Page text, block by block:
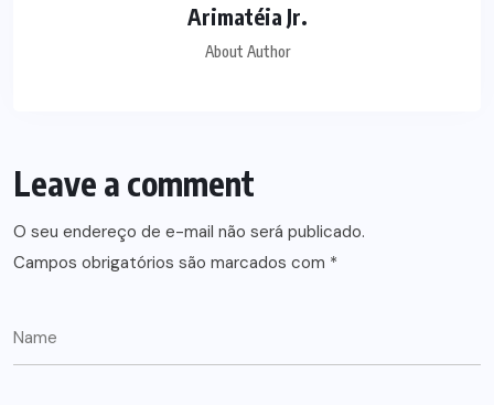
Arimatéia Jr.
About Author
Leave a comment
O seu endereço de e-mail não será publicado.
Campos obrigatórios são marcados com *